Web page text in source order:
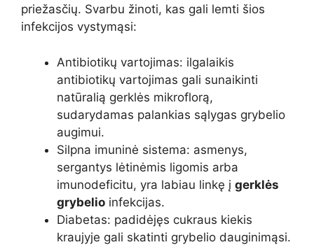
priežasčių. Svarbu žinoti, kas gali lemti šios
infekcijos vystymąsi:
Antibiotikų vartojimas: ilgalaikis
antibiotikų vartojimas gali sunaikinti
natūralią gerklės mikroflorą,
sudarydamas palankias sąlygas grybelio
augimui.
Silpna imuninė sistema: asmenys,
sergantys lėtinėmis ligomis arba
imunodeficitu, yra labiau linkę į gerklės
grybelio infekcijas.
Diabetas: padidėjęs cukraus kiekis
kraujyje gali skatinti grybelio dauginimąsi.